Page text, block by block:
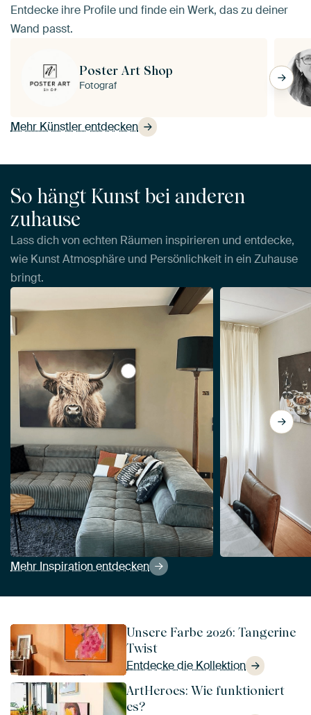
Entdecke ihre Profile und finde ein Werk, das zu deiner
Wand passt.
Mehr Künstler entdecken
Poster Art Shop
Fotograf
So hängt Kunst bei anderen
zuhause
Lass dich von echten Räumen inspirieren und entdecke,
wie Kunst Atmosphäre und Persönlichkeit in ein Zuhause
bringt.
Mehr Inspiration entdecken
View Schottischer
Unsere Farbe 2026: Tangerine
Twist
Entdecke die Kollektion
ArtHeroes: Wie funktioniert
es?